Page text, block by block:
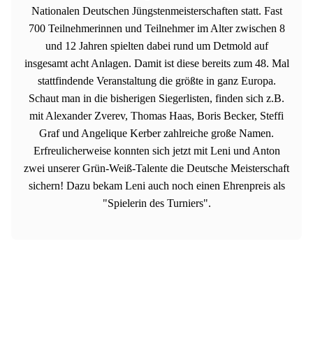
Nationalen Deutschen Jüngstenmeisterschaften statt. Fast
700 Teilnehmerinnen und Teilnehmer im Alter zwischen 8
und 12 Jahren spielten dabei rund um Detmold auf
insgesamt acht Anlagen. Damit ist diese bereits zum 48. Mal
stattfindende Veranstaltung die größte in ganz Europa.
Schaut man in die bisherigen Siegerlisten, finden sich z.B.
mit Alexander Zverev, Thomas Haas, Boris Becker, Steffi
Graf und Angelique Kerber zahlreiche große Namen.
Erfreulicherweise konnten sich jetzt mit Leni und Anton
zwei unserer Grün-Weiß-Talente die Deutsche Meisterschaft
sichern! Dazu bekam Leni auch noch einen Ehrenpreis als
"Spielerin des Turniers".